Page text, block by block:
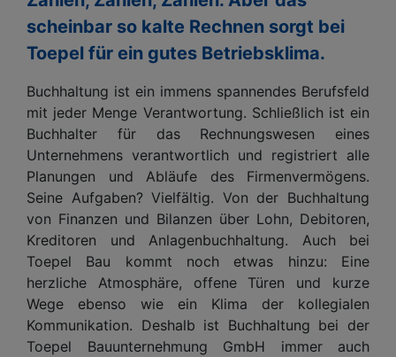
scheinbar so kalte Rechnen sorgt bei
Toepel für ein gutes Betriebsklima.
Buchhaltung ist ein immens spannendes Berufsfeld
mit jeder Menge Verantwortung. Schließlich ist ein
Buchhalter für das Rechnungswesen eines
Unternehmens verantwortlich und registriert alle
Planungen und Abläufe des Firmenvermögens.
Seine Aufgaben? Vielfältig. Von der Buchhaltung
von Finanzen und Bilanzen über Lohn, Debitoren,
Kreditoren und Anlagenbuchhaltung. Auch bei
Toepel Bau kommt noch etwas hinzu: Eine
herzliche Atmosphäre, offene Türen und kurze
Wege ebenso wie ein Klima der kollegialen
Kommunikation. Deshalb ist Buchhaltung bei der
Toepel Bauunternehmung GmbH immer auch